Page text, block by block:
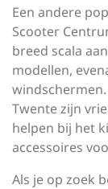
Een andere
Scooter
breed scala
modellen,
Twente zijn
helpen bij het
accessoires
Als je op zoek